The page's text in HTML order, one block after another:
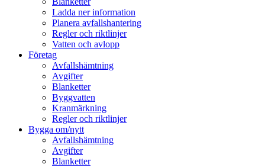
Ladda ner information
Planera avfallshantering
Regler och riktlinjer
Vatten och avlopp
Företag
Avfallshämtning
Avgifter
Blanketter
Byggvatten
Kranmärkning
Regler och riktlinjer
Bygga om/nytt
Avfallshämtning
Avgifter
Blanketter